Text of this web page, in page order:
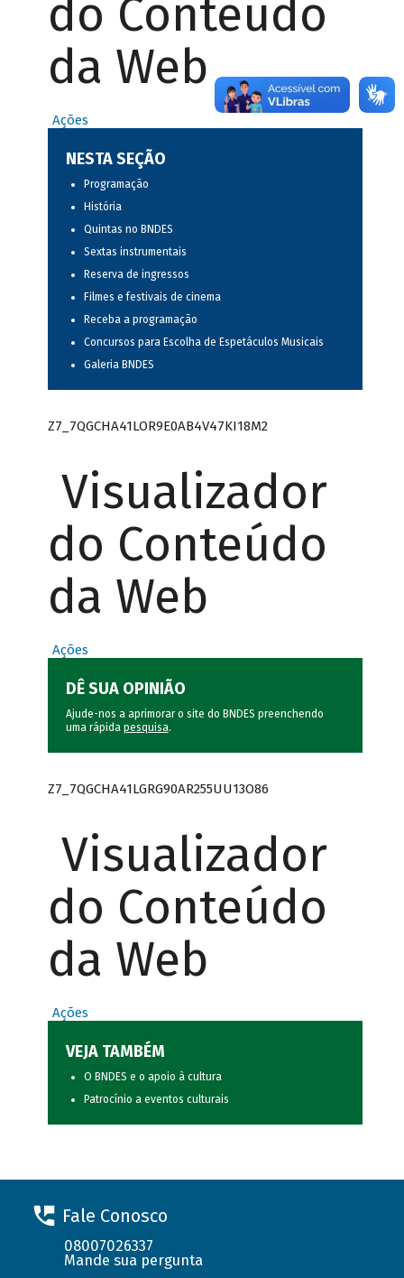
do Conteúdo
da Web
Ações
NESTA SEÇÃO
Programação
História
Quintas no BNDES
Sextas instrumentais
Reserva de ingressos
Filmes e festivais de cinema
Receba a programação
Concursos para Escolha de Espetáculos Musicais
Galeria BNDES
Z7_7QGCHA41LOR9E0AB4V47KI18M2
Visualizador
do Conteúdo
da Web
Ações
DÊ SUA OPINIÃO
Ajude-nos a aprimorar o site do BNDES preenchendo
uma rápida pesquisa.
Z7_7QGCHA41LGRG90AR255UU13O86
Visualizador
do Conteúdo
da Web
Ações
VEJA TAMBÉM
O BNDES e o apoio à cultura
Patrocínio a eventos culturais
Fale Conosco
08007026337
Mande sua pergunta